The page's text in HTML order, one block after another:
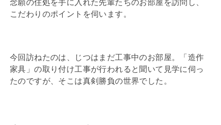
念願の住処を手に入れた先輩たちのお部屋を訪問し、
こだわりのポイントを伺います。
今回訪ねたのは、じつはまだ工事中のお部屋。「造作
家具」の取り付け工事が行われると聞いて見学に伺っ
たのですが、そこは真剣勝負の世界でした。